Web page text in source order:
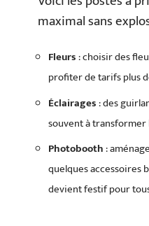
maximal sans
Fleurs: choisir des
profiter de tarifs plus
Éclairages: des
souvent à transformer
Photobooth:
quelques accessoires
devient festif pour